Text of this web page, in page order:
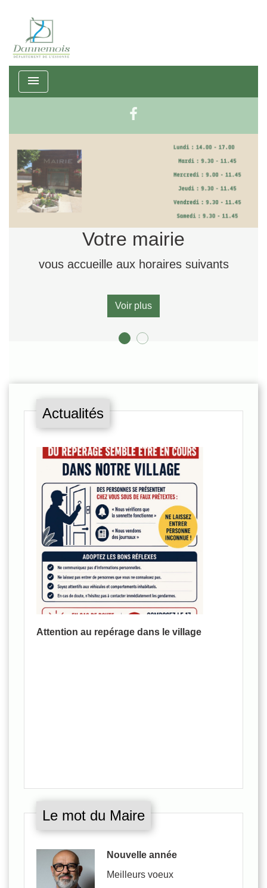
menu
Votre mairie
vous accueille aux horaires suivants
Voir plus
Actualités
Attention au repérage dans le village
Le mot du Maire
Nouvelle année
Meilleurs voeux